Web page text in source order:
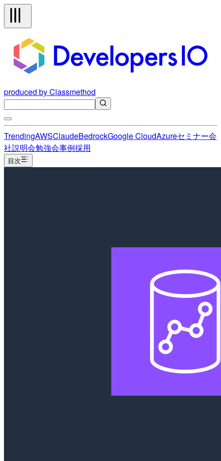
produced by Classmethod
TrendingAWSClaudeBedrockGoogle CloudAzureセミナー会
社説明会勉強会事例採用
目次